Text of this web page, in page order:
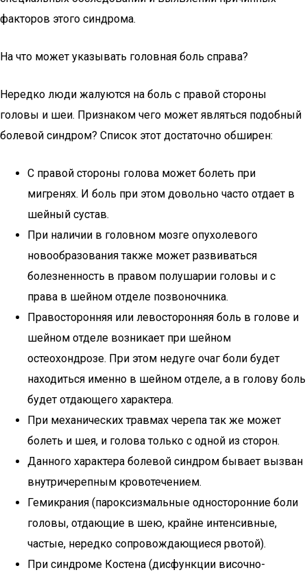
факторов этого синдрома.
На что может указывать головная боль справа?
Нередко люди жалуются на боль с правой стороны
головы и шеи. Признаком чего может являться подобный
болевой синдром? Список этот достаточно обширен:
С правой стороны голова может болеть при
мигренях. И боль при этом довольно часто отдает в
шейный сустав.
При наличии в головном мозге опухолевого
новообразования также может развиваться
болезненность в правом полушарии головы и с
права в шейном отделе позвоночника.
Правосторонняя или левосторонняя боль в голове и
шейном отделе возникает при шейном
остеохондрозе. При этом недуге очаг боли будет
находиться именно в шейном отделе, а в голову боль
будет отдающего характера.
При механических травмах черепа так же может
болеть и шея, и голова только с одной из сторон.
Данного характера болевой синдром бывает вызван
внутричерепным кровотечением.
Гемикрания (пароксизмальные односторонние боли
головы, отдающие в шею, крайне интенсивные,
частые, нередко сопровождающиеся рвотой).
При синдроме Костена (дисфункции височно-